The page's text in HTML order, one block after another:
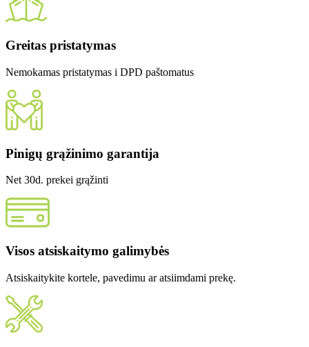
Greitas pristatymas
Nemokamas pristatymas i DPD paštomatus
Pinigų grąžinimo garantija
Net 30d. prekei grąžinti
Visos atsiskaitymo galimybės
Atsiskaitykite kortele, pavedimu ar atsiimdami prekę.